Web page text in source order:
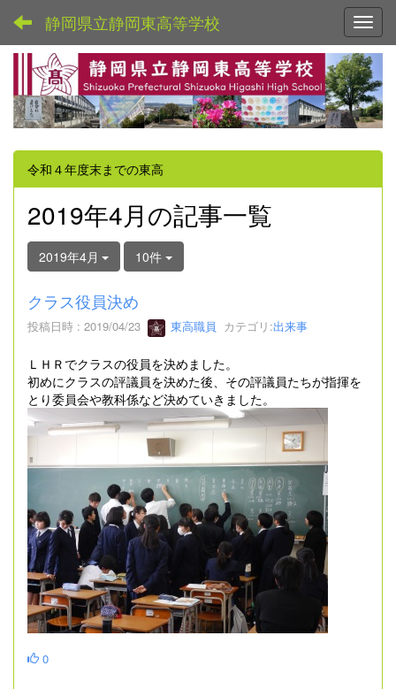
静岡県立静岡東高等学校
令和４年度末までの東高
2019年4月の記事一覧
2019年4月 10件
クラス役員決め
投稿日時 : 2019/04/23 東高職員 カテゴリ:出来事
ＬＨＲでクラスの役員を決めました。
初めにクラスの評議員を決めた後、その評議員たちが指揮を
とり委員会や教科係など決めていきました。
0